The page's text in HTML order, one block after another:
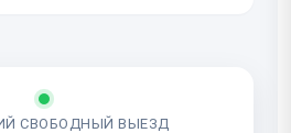
СВОБОДНЫЙ ВЫЕЗД